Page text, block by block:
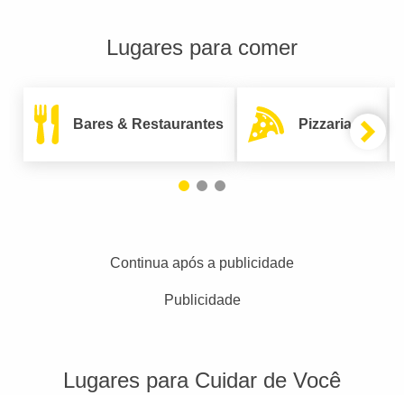
Lugares para comer
Bares & Restaurantes Pizzarias
Continua após a publicidade
Publicidade
Lugares para Cuidar de Você